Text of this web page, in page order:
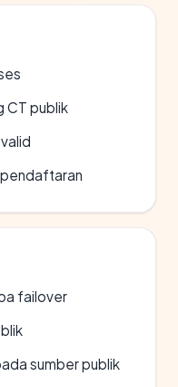
CT publik
failover
sumber publik